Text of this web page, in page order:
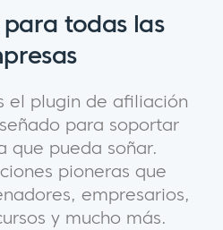
para todas las
el plugin de afiliación
para soportar
que pueda soñar.
pioneras que
empresarios,
y mucho más.